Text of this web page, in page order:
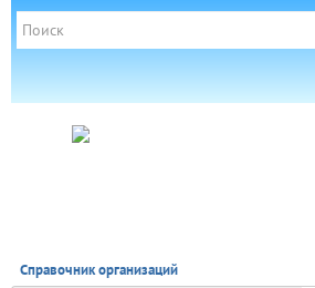
Справочник организаций